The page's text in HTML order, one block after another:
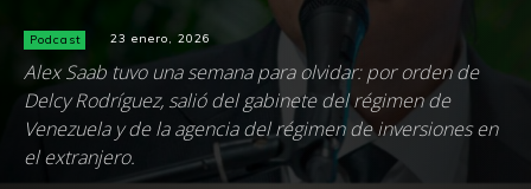
Podcast 23 enero, 2026
Alex Saab tuvo una semana para olvidar: por orden de
Delcy Rodríguez, salió del gabinete del régimen de
Venezuela y de la agencia del régimen de inversiones en
el extranjero.